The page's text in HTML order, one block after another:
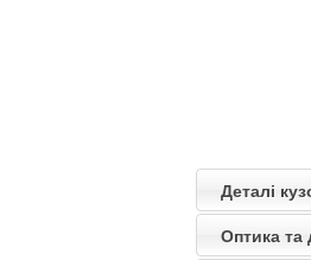
Деталі
Оптика та